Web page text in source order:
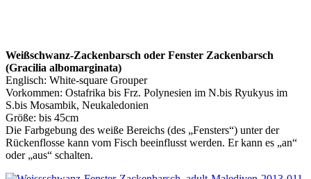
Weißschwanz-Zackenbarsch oder Fenster Zackenbarsch
(Gracilia albomarginata)
Englisch: White-square Grouper
Vorkommen: Ostafrika bis Frz. Polynesien im N.bis Ryukyus im
S.bis Mosambik, Neukaledonien
Größe: bis 45cm
Die Farbgebung des weiße Bereichs (des „Fensters“) unter der
Rückenflosse kann vom Fisch beeinflusst werden. Er kann es „an“
oder „aus“ schalten.